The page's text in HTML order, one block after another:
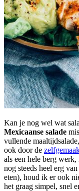
Kan je nog wel wat
Mexicaanse salade
vullende
ook door de
als een hele berg
nog steeds heel erg
eten), houd ik er ook
het graag simpel, snel